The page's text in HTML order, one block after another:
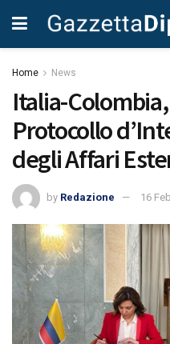
Home News
Italia-
Protocollo
degli Affari
by Redazione 16